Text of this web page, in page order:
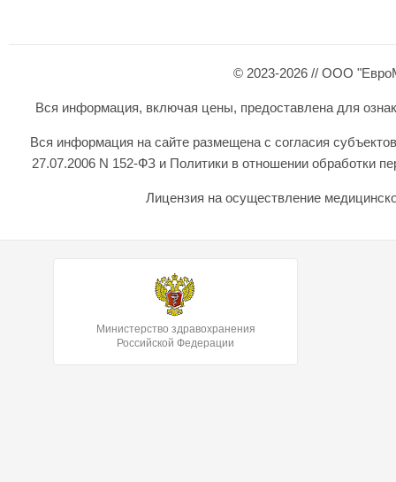
© 2023-2026 // ООО
Вся информация, включая цены, предоставлена для
Вся информация на сайте размещена с согласия
27.07.2006 N 152-ФЗ и Политики в отношении обработки
Лицензия на осуществление
Министерство здравохранения
Российской Федерации